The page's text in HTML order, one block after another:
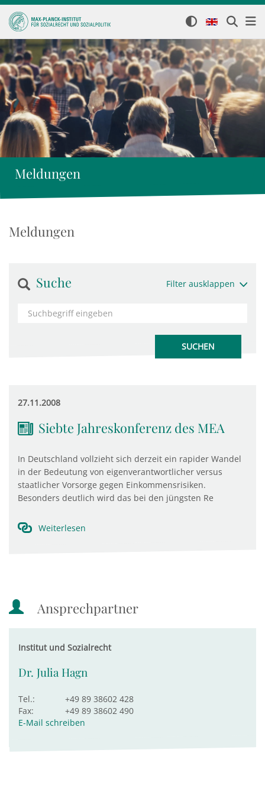
Meldungen
Meldungen
Suche Filter ausklappen
27.11.2008
Siebte Jahreskonferenz des MEA
In Deutschland vollzieht sich derzeit ein rapider Wandel
in der Bedeutung von eigenverantwortlicher versus
staatlicher Vorsorge gegen Einkommensrisiken.
Besonders deutlich wird das bei den jüngsten Re
Weiterlesen
Ansprechpartner
Institut und Sozialrecht
Dr. Julia Hagn
Tel.:
+49 89 38602 428
Fax:
+49 89 38602 490
E-Mail schreiben